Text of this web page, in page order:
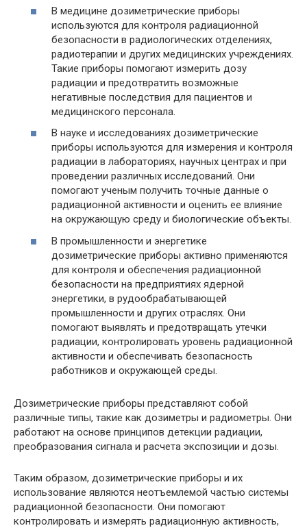
В медицине дозиметрические приборы
используются для контроля радиационной
безопасности в радиологических отделениях,
радиотерапии и других медицинских учреждениях.
Такие приборы помогают измерить дозу
радиации и предотвратить возможные
негативные последствия для пациентов и
медицинского персонала.
В науке и исследованиях дозиметрические
приборы используются для измерения и контроля
радиации в лабораториях, научных центрах и при
проведении различных исследований. Они
помогают ученым получить точные данные о
радиационной активности и оценить ее влияние
на окружающую среду и биологические объекты.
В промышленности и энергетике
дозиметрические приборы активно применяются
для контроля и обеспечения радиационной
безопасности на предприятиях ядерной
энергетики, в рудообрабатывающей
промышленности и других отраслях. Они
помогают выявлять и предотвращать утечки
радиации, контролировать уровень радиационной
активности и обеспечивать безопасность
работников и окружающей среды.
Дозиметрические приборы представляют собой
различные типы, такие как дозиметры и радиометры. Они
работают на основе принципов детекции радиации,
преобразования сигнала и расчета экспозиции и дозы.
Таким образом, дозиметрические приборы и их
использование являются неотъемлемой частью системы
радиационной безопасности. Они помогают
контролировать и измерять радиационную активность,